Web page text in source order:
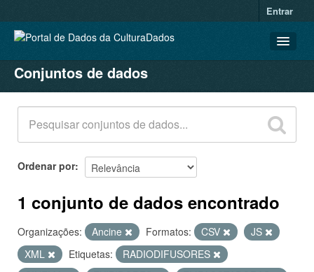
Entrar
CONJUNTOS DE DADOS
ORGANIZAÇÕES
GRUPOS
SOBRE
Conjuntos de dados
Ordenar por
1 conjunto de dados encontrado
Organizações: Ancine Formatos: CSV
JS
XML
Etiquetas:
RADIODIFUSORES